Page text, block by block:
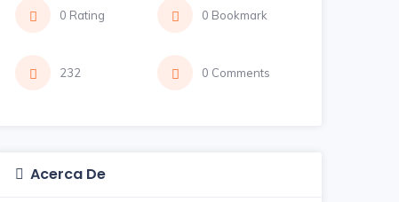
0 Rating 0 Bookmark
232 0 Comments
Acerca De